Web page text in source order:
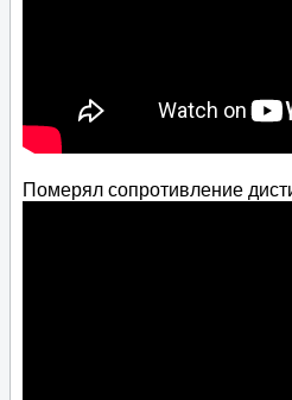
Померял сопротивление